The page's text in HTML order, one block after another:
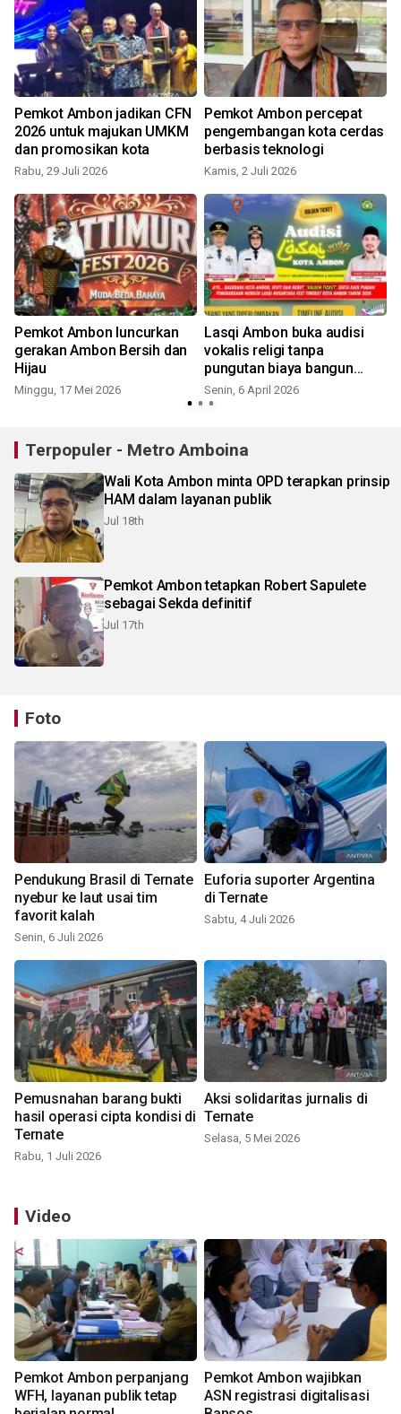
Pemkot Ambon jadikan CFN
2026 untuk majukan UMKM
dan promosikan kota
Rabu, 29 Juli 2026
Pemkot Ambon percepat
pengembangan kota cerdas
berbasis teknologi
Kamis, 2 Juli 2026
Pemkot Ambon luncurkan
gerakan Ambon Bersih dan
Hijau
Minggu, 17 Mei 2026
Lasqi Ambon buka audisi
vokalis religi tanpa
pungutan biaya bangun
ekosistem seni Islam
Senin, 6 April 2026
Terpopuler - Metro Amboina
Wali Kota Ambon minta OPD terapkan prinsip
HAM dalam layanan publik
Jul 18th
Pemkot Ambon tetapkan Robert Sapulete
sebagai Sekda definitif
Jul 17th
Foto
Pendukung Brasil di Ternate
nyebur ke laut usai tim
favorit kalah
Senin, 6 Juli 2026
Euforia suporter Argentina
di Ternate
Sabtu, 4 Juli 2026
Pemusnahan barang bukti
hasil operasi cipta kondisi di
Ternate
Rabu, 1 Juli 2026
Aksi solidaritas jurnalis di
Ternate
Selasa, 5 Mei 2026
Video
Pemkot Ambon perpanjang
WFH, layanan publik tetap
Pemkot Ambon wajibkan
ASN registrasi digitalisasi